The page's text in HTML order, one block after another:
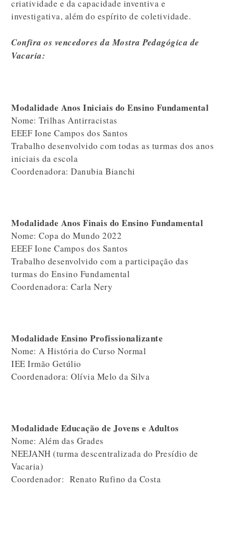
criatividade e da capacidade inventiva e
investigativa, além do espírito de coletividade.
Confira os vencedores da Mostra Pedagógica de
Vacaria:
Modalidade Anos Iniciais do Ensino Fundamental
Nome: Trilhas Antirracistas
EEEF Ione Campos dos Santos
Trabalho desenvolvido com todas as turmas dos anos
iniciais da escola
Coordenadora: Danubia Bianchi
Modalidade Anos Finais do Ensino Fundamental
Nome: Copa do Mundo 2022
EEEF Ione Campos dos Santos
Trabalho desenvolvido com a participação das
turmas do Ensino Fundamental
Coordenadora: Carla Nery
Modalidade Ensino Profissionalizante
Nome: A História do Curso Normal
IEE Irmão Getúlio
Coordenadora: Olívia Melo da Silva
Modalidade Educação de Jovens e Adultos
Nome: Além das Grades
NEEJANH (turma descentralizada do Presídio de
Vacaria)
Coordenador: Renato Rufino da Costa